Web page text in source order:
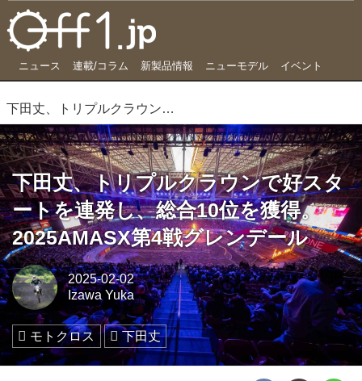
ニュース 連載/コラム 新製品情報 ニューモデル イベント
下田丈、トリプルクラウンで好スタートを連発し、総合10位を獲得。2025AMASX第4戦グレンデール
下田丈、トリプルクラウンで好スタ
ートを連発し、総合10位を獲得。
2025AMASX第4戦グレンデール
2025-02-02
Izawa Yuka
モトクロス 下田丈